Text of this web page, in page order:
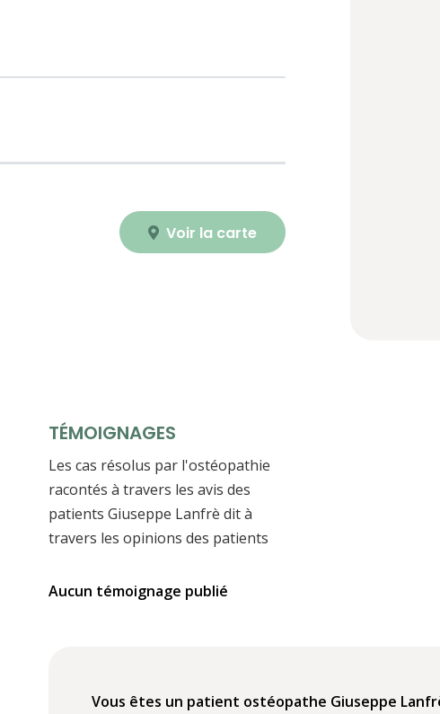
Voir la carte
TÉMOIGNAGES
Les cas résolus par l'ostéopathie
racontés à travers les avis des
patients Giuseppe Lanfrè dit à
travers les opinions des patients
Aucun témoignage publié
Vous êtes un patient ostéopathe Giuseppe